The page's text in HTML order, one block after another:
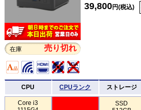
在庫 売り切れ
39,800円(税込)
CPU CPUランク ストレージ
Core i3
SSD